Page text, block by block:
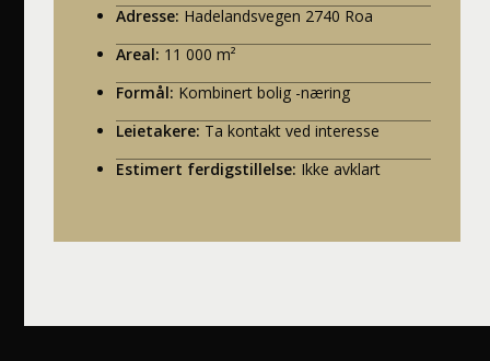
Adresse: Hadelandsvegen 2740 Roa
Areal: 11 000 m²
Formål: Kombinert bolig -næring
Leietakere: Ta kontakt ved interesse
Estimert ferdigstillelse: Ikke avklart